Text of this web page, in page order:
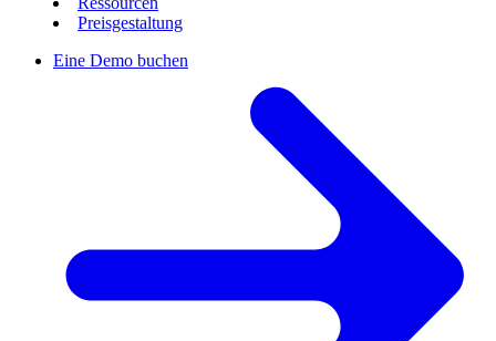
Preisgestaltung
Eine Demo buchen